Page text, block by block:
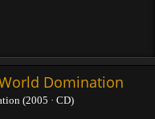
Domination
(2005 · CD)